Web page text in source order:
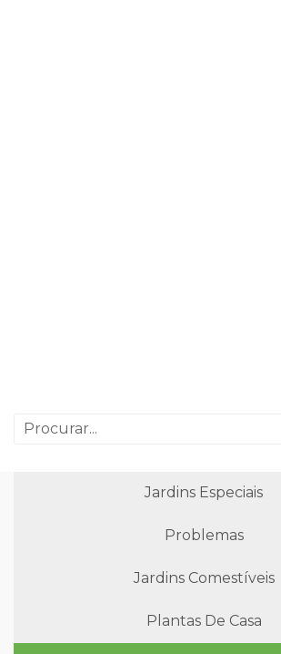
Jardins Especiais
Problemas
Jardins Comestíveis
Plantas De Casa